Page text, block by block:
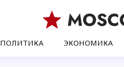
ПОЛИТИКА ЭКОНОМИКА